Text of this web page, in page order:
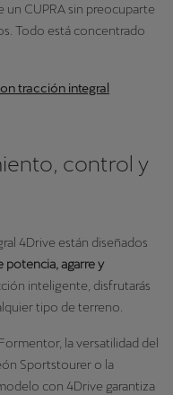
un CUPRA sin preocuparte
Todo está concentrado
tracción integral
control y
4Drive están diseñados
agarre y
inteligente, disfrutarás
tipo de terreno.
la versatilidad del
Sportstourer o la
con 4Drive garantiza